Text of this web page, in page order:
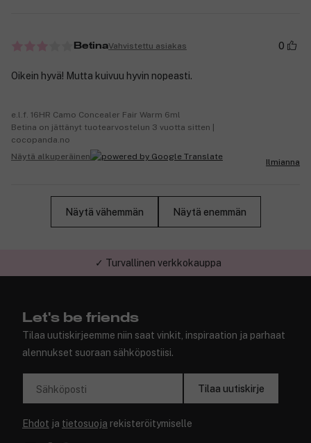
BetinaVahvistettu asiakas 0
Oikein hyvä! Mutta kuivuu hyvin nopeasti.
e.l.f. 16HR Camo Concealer Fair Warm 6ml
Betina on jättänyt tuotearvostelun 3 vuotta sitten |
cocopanda.no
Näytä alkuperäinen
Ilmianna
Näytä vähemmän Näytä enemmän
✓ Turvallinen verkkokauppa
Let's be friends
Tilaa uutiskirjeemme niin saat vinkit, inspiraation ja parhaat
alennukset suoraan sähköpostiisi.
Sähköposti Tilaa uutiskirje
Ehdot ja tietosuoja rekisteröitymiselle